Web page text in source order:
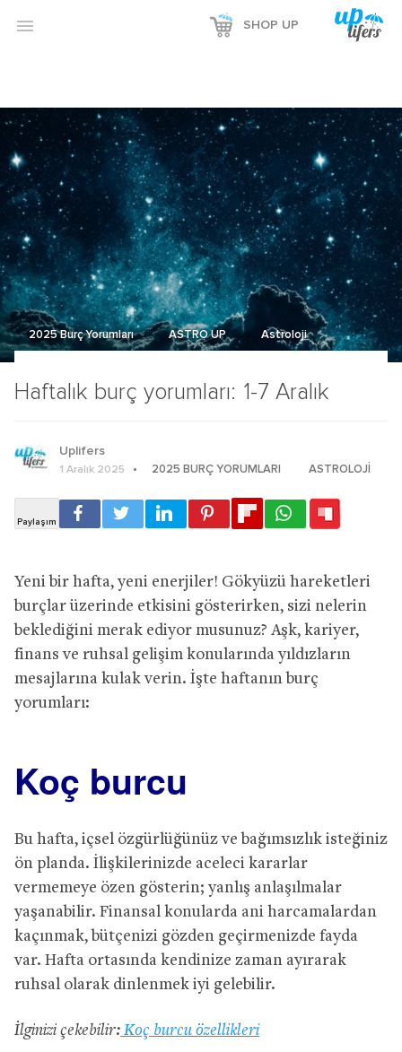
Reklamı Göster
Reklamı Gizle
 SHOP UP
Haftalık burç yorumları: 1-7 Aralık
2025 Burç Yorumları ASTRO UP Astroloji
Uplifers
1 Aralık 2025 2025 BURÇ YORUMLARI ASTROLOJI
Yeni bir hafta, yeni enerjiler! Gökyüzü hareketleri
burçlar üzerinde etkisini gösterirken, sizi nelerin
beklediğini merak ediyor musunuz? Aşk, kariyer,
finans ve ruhsal gelişim konularında yıldızların
mesajlarına kulak verin. İşte haftanın burç
yorumları:
Koç burcu
Bu hafta, içsel özgürlüğünüz ve bağımsızlık isteğiniz
ön planda. İlişkilerinizde aceleci kararlar
vermemeye özen gösterin; yanlış anlaşılmalar
yaşanabilir. Finansal konularda ani harcamalardan
kaçınmak, bütçenizi gözden geçirmenizde fayda
var. Hafta ortasında kendinize zaman ayırarak
ruhsal olarak dinlenmek iyi gelebilir.
İlginizi çekebilir: Koç burcu özellikleri